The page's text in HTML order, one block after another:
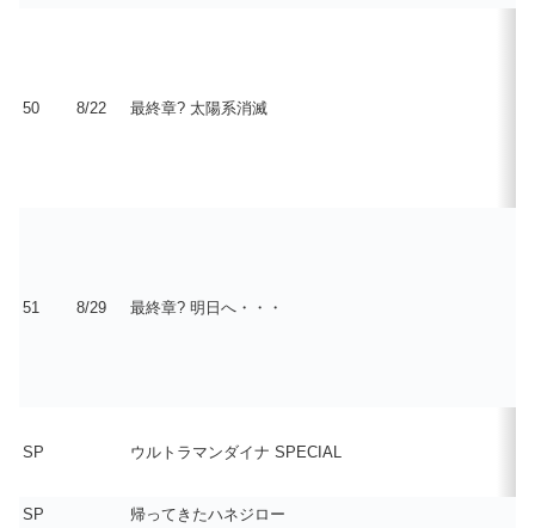
50 8/22 最終章? 太陽系消滅
51 8/29 最終章? 明日へ・・・
SP ウルトラマンダイナ SPECIAL
SP
帰ってきたハネジロー